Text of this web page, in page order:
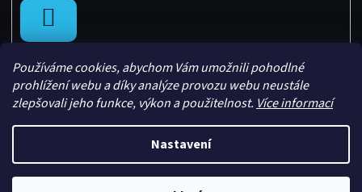
Používáme cookies, abychom Vám umožnili pohodlné
prohlížení webu a díky analýze provozu webu neustále
zlepšovali jeho funkce, výkon a použitelnost. Více informací
Nastavení
SE
Vytvořil Shoptet
Copyright 2026Sachasport. Všechna práva vyhrazena.